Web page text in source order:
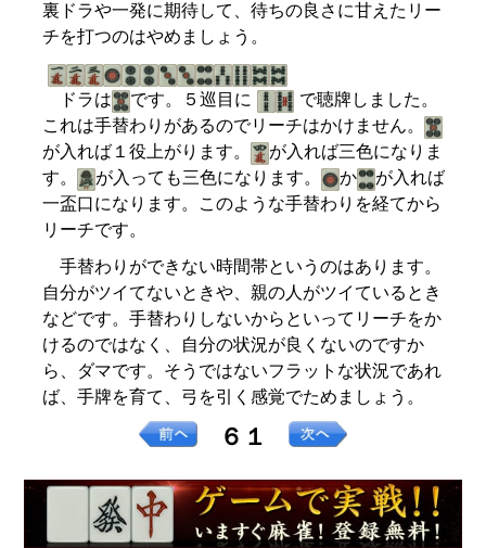
裏ドラや一発に期待して、待ちの良さに甘えたリー
チを打つのはやめましょう。
ドラは です。５巡目に
で聴牌しました。
これは手替わりがあるのでリーチはかけません。
が入れば１役上がります。
が入れば三色になりま
す。
が入っても三色になります。 か
が入れば
一盃口になります。このような手替わりを経てから
リーチです。
手替わりができない時間帯というのはあります。
自分がツイてないときや、親の人がツイているとき
などです。手替わりしないからといってリーチをか
けるのではなく、自分の状況が良くないのですか
ら、ダマです。そうではないフラットな状況であれ
ば、手牌を育て、弓を引く感覚でためましょう。
６１